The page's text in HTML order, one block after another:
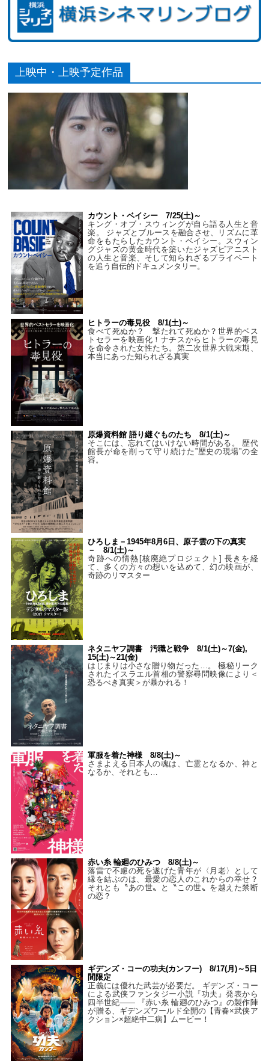
上映中・上映予定作品
カウント・ベイシー 7/25(土)～
キング・オブ・スウィングが自ら語る人生と音
楽。 ジャズとブルースを融合させ、リズムに革
命をもたらしたカウント・ベイシー。スウィン
グジャズの黄金時代を築いたジャズピアニスト
の人生と音楽、そして知られざるプライベート
を追う自伝的ドキュメンタリー。
ヒトラーの毒見役 8/1(土)～
食べて死ぬか？ 撃たれて死ぬか？世界的ベス
トセラーを映画化！ナチスからヒトラーの毒見
を命令された女性たち。第二次世界大戦末期、
本当にあった知られざる真実
原爆資料館 語り継ぐものたち 8/1(土)～
そこには、忘れてはいけない時間がある。 歴代
館長が命を削って守り続けた”歴史の現場”の全
容。
ひろしま－1945年8月6日、原子雲の下の真実
－ 8/1(土)～
奇跡への情熱[核廃絶プロジェクト] 長きを経
て、多くの方々の想いを込めて、幻の映画が、
奇跡のリマスター
ネタニヤフ調書 汚職と戦争 8/1(土)～7(金),
15(土)～21(金)
はじまりは小さな贈り物だった…。 極秘リーク
されたイスラエル首相の警察尋問映像により＜
恐るべき真実＞が暴かれる！
軍服を着た神様 8/8(土)～
さまよえる日本人の魂は、亡霊となるか、神と
なるか、それとも…
赤い糸 輪廻のひみつ 8/8(土)～
落雷で不慮の死を遂げた青年が〈月老〉として
縁を結ぶのは、最愛の恋人のこれからの幸せ？
それとも〝あの世〟と〝この世〟を越えた禁断
の恋？
ギデンズ・コーの功夫(カンフー) 8/17(月)～5日
間限定
正義には優れた武芸が必要だ。 ギデンズ・コー
による武侠ファンタジー小説『功夫』発表から
四半世紀―― 『赤い糸 輪廻のひみつ』の製作陣
が贈る、ギデンズワールド全開の【青春×武侠ア
クション×超絶中二病】ムービー！